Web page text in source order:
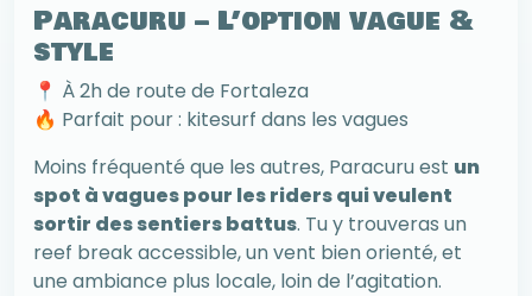
Paracuru – L’option vague &
style
📍 À 2h de route de Fortaleza
🔥 Parfait pour : kitesurf dans les vagues
Moins fréquenté que les autres, Paracuru est un
spot à vagues pour les riders qui veulent
sortir des sentiers battus. Tu y trouveras un
reef break accessible, un vent bien orienté, et
une ambiance plus locale, loin de l’agitation.